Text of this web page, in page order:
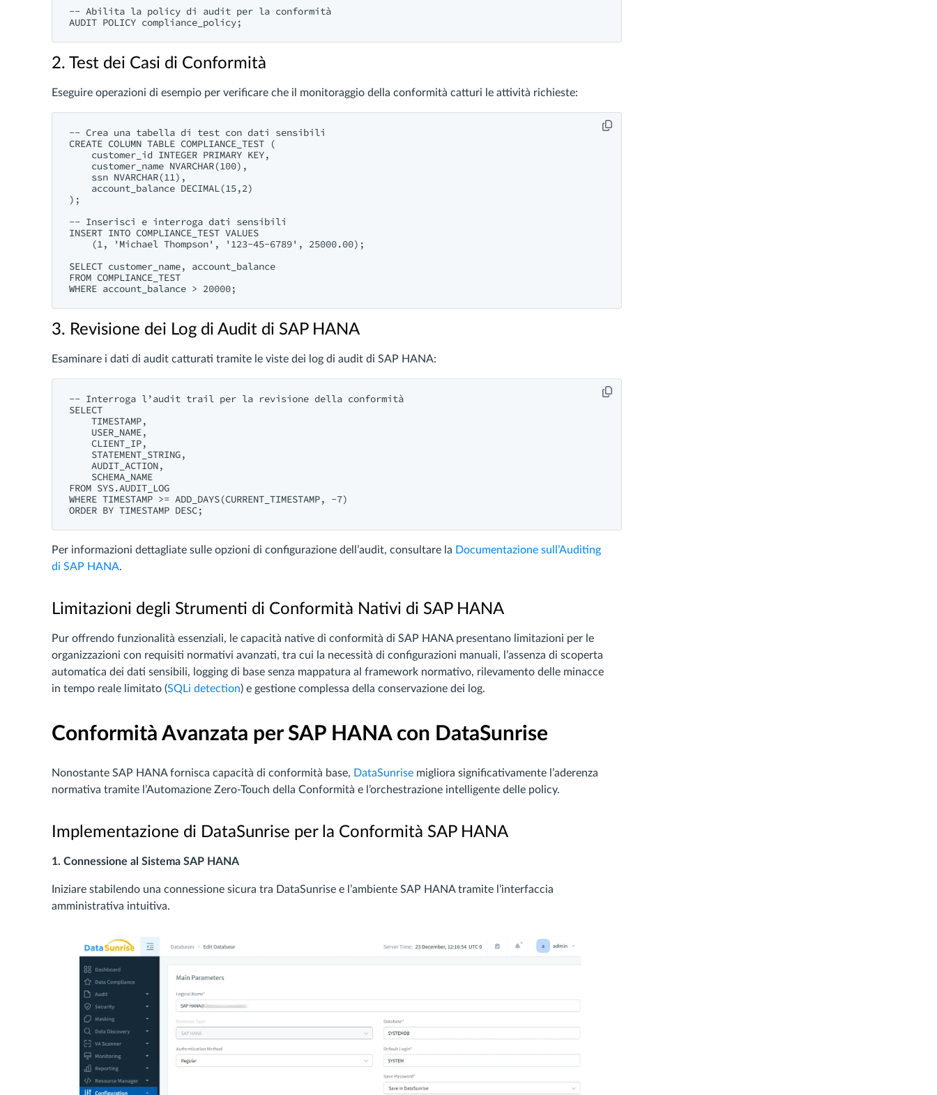
-- Abilita la policy di audit per la conformità
2. Test dei Casi di Conformità
Eseguire operazioni di esempio per verificare che il monitoraggio della conformità catturi le attività richieste:
-- Crea una tabella di test con dati sensibili
CREATE COLUMN TABLE COMPLIANCE_TEST (
    customer_id INTEGER PRIMARY KEY,
    customer_name NVARCHAR(100),
    ssn NVARCHAR(11),
    account_balance DECIMAL(15,2)
);
-- Inserisci e interroga dati sensibili
INSERT INTO COMPLIANCE_TEST VALUES
    (1, 'Michael Thompson', '123-45-6789', 25000.00);
SELECT customer_name, account_balance
FROM COMPLIANCE_TEST
3. Revisione dei Log di Audit di SAP HANA
Esaminare i dati di audit catturati tramite le viste dei log di audit di SAP HANA:
-- Interroga l’audit trail per la revisione della conformità
SELECT
    TIMESTAMP,
    USER_NAME,
    CLIENT_IP,
    STATEMENT_STRING,
    AUDIT_ACTION,
    SCHEMA_NAME
FROM SYS.AUDIT_LOG
WHERE TIMESTAMP >= ADD_DAYS(CURRENT_TIMESTAMP, -7)
Per informazioni dettagliate sulle opzioni di configurazione dell’audit, consultare la Documentazione sull’Auditing
di SAP HANA.
Limitazioni degli Strumenti di Conformità Nativi di SAP HANA
Pur offrendo funzionalità essenziali, le capacità native di conformità di SAP HANA presentano limitazioni per le
organizzazioni con requisiti normativi avanzati, tra cui la necessità di configurazioni manuali, l’assenza di scoperta
automatica dei dati sensibili, logging di base senza mappatura al framework normativo, rilevamento delle minacce
in tempo reale limitato (SQLi detection) e gestione complessa della conservazione dei log.
Conformità Avanzata per SAP HANA con DataSunrise
Nonostante SAP HANA fornisca capacità di conformità base, DataSunrise migliora significativamente l’aderenza
normativa tramite l’Automazione Zero-Touch della Conformità e l’orchestrazione intelligente delle policy.
Implementazione di DataSunrise per la Conformità SAP HANA
1. Connessione al Sistema SAP HANA
Iniziare stabilendo una connessione sicura tra DataSunrise e l’ambiente SAP HANA tramite l’interfaccia
amministrativa intuitiva.